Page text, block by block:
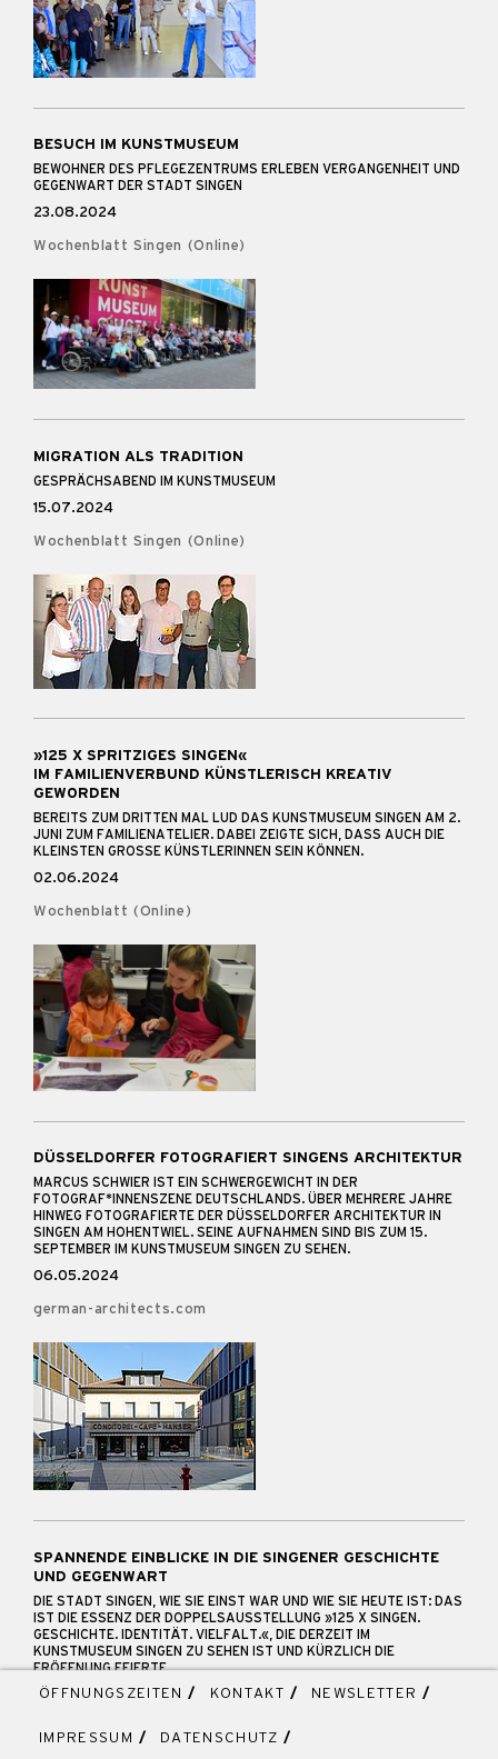
BESUCH IM KUNSTMUSEUM
BEWOHNER DES PFLEGEZENTRUMS ERLEBEN VERGANGENHEIT UND
GEGENWART DER STADT SINGEN
23.08.2024
Wochenblatt Singen (Online)
MIGRATION ALS TRADITION
GESPRÄCHSABEND IM KUNSTMUSEUM
15.07.2024
Wochenblatt Singen (Online)
»125 X SPRITZIGES SINGEN«
IM FAMILIENVERBUND KÜNSTLERISCH KREATIV
GEWORDEN
BEREITS ZUM DRITTEN MAL LUD DAS KUNSTMUSEUM SINGEN AM 2.
JUNI ZUM FAMILIENATELIER. DABEI ZEIGTE SICH, DASS AUCH DIE
KLEINSTEN GROSSE KÜNSTLERINNEN SEIN KÖNNEN.
02.06.2024
Wochenblatt (Online)
DÜSSELDORFER FOTOGRAFIERT SINGENS ARCHITEKTUR
MARCUS SCHWIER IST EIN SCHWERGEWICHT IN DER
FOTOGRAF*INNENSZENE DEUTSCHLANDS. ÜBER MEHRERE JAHRE
HINWEG FOTOGRAFIERTE DER DÜSSELDORFER ARCHITEKTUR IN
SINGEN AM HOHENTWIEL. SEINE AUFNAHMEN SIND BIS ZUM 15.
SEPTEMBER IM KUNSTMUSEUM SINGEN ZU SEHEN.
06.05.2024
german-architects.com
SPANNENDE EINBLICKE IN DIE SINGENER GESCHICHTE
UND GEGENWART
DIE STADT SINGEN, WIE SIE EINST WAR UND WIE SIE HEUTE IST: DAS
IST DIE ESSENZ DER DOPPELSAUSSTELLUNG »125 X SINGEN.
GESCHICHTE. IDENTITÄT. VIELFALT.«, DIE DERZEIT IM
KUNSTMUSEUM SINGEN ZU SEHEN IST UND KÜRZLICH DIE
ERÖFFNUNG FEIERTE.
06.05.2024
Wochenblatt (Online)
ÖFFNUNGSZEITEN / KONTAKT / NEWSLETTER /
IMPRESSUM / DATENSCHUTZ /